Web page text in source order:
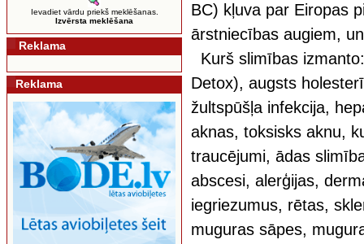
Ievadiet vārdu priekš meklēšanas.
Izvērsta meklēšana
Reklama
Reklama
BC) kļuva par Eiropas
ārstniecības augiem,
Kurš slimības
Detox), augsts
žultspūšļa infekcija,
aknas, toksisks aknu,
traucējumi, ādas
abscesi, alerģijas,
iegriezumus, rētas,
muguras sāpes,